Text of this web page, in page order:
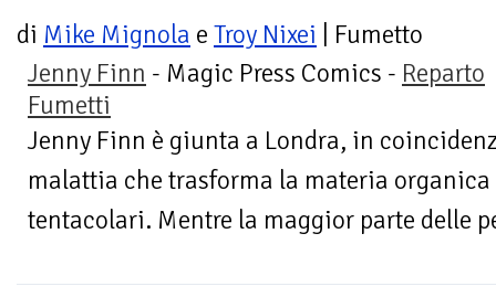
di Mike Mignola e Troy Nixei | Fumetto
Jenny Finn - Magic Press Comics - Reparto
Fumetti
Jenny Finn è giunta a Londra, in
malattia che trasforma la materia
tentacolari. Mentre la maggior parte delle